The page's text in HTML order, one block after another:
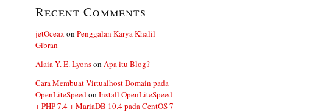
Recent Comments
jetOceax on Penggalan Karya Khalil
Gibran
Alaia Y. E. Lyonson Apa itu Blog?
Cara Membuat Virtualhost Domain pada
OpenLiteSpeedon Install OpenLiteSpeed
+ PHP 7.4 + MariaDB 10.4 pada CentOS 7